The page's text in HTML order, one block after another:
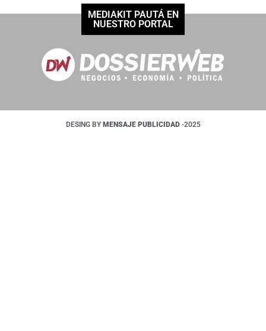
MEDIAKIT PAUTÁ EN
NUESTRO PORTAL
DESING BY MENSAJE PUBLICIDAD -2025